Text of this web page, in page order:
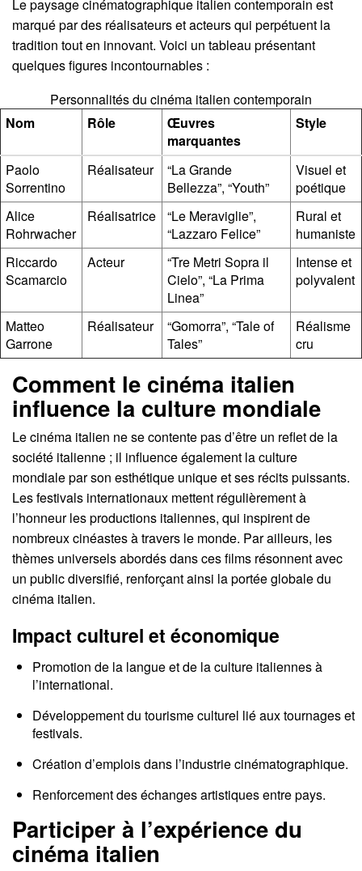
Le paysage cinématographique italien contemporain est
marqué par des réalisateurs et acteurs qui perpétuent la
tradition tout en innovant. Voici un tableau présentant
quelques figures incontournables :
Personnalités du cinéma italien contemporain
Nom
Rôle
Œuvres
marquantes
Style
Paolo
Sorrentino
Réalisateur
“La Grande
Bellezza”, “Youth”
Visuel et
poétique
Alice
Rohrwacher
Réalisatrice
“Le Meraviglie”,
“Lazzaro Felice”
Rural et
humaniste
Riccardo
Scamarcio
Acteur
“Tre Metri Sopra il
Cielo”, “La Prima
Linea”
Intense et
polyvalent
Matteo
Garrone
Réalisateur
“Gomorra”, “Tale of
Tales”
Réalisme
cru
Comment le cinéma italien
influence la culture mondiale
Le cinéma italien ne se contente pas d’être un reflet de la
société italienne ; il influence également la culture
mondiale par son esthétique unique et ses récits puissants.
Les festivals internationaux mettent régulièrement à
l’honneur les productions italiennes, qui inspirent de
nombreux cinéastes à travers le monde. Par ailleurs, les
thèmes universels abordés dans ces films résonnent avec
un public diversifié, renforçant ainsi la portée globale du
cinéma italien.
Impact culturel et économique
Promotion de la langue et de la culture italiennes à
l’international.
Développement du tourisme culturel lié aux tournages et
festivals.
Création d’emplois dans l’industrie cinématographique.
Renforcement des échanges artistiques entre pays.
Participer à l’expérience du
cinéma italien